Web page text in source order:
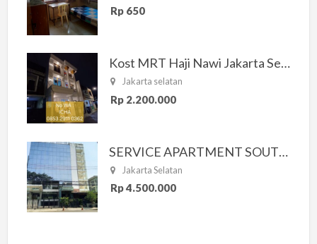
Rp 650
Kost MRT Haji Nawi Jakarta Selatan
Jakarta selatan
Rp 2.200.000
SERVICE APARTMENT SOUTH RESIDENCE
Jakarta Selatan
Rp 4.500.000